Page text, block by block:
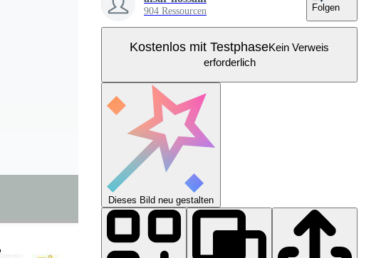
904 Ressourcen Folgen
Kostenlos mit TestphaseKein Verweis
erforderlich
Dieses Bild neu gestalten